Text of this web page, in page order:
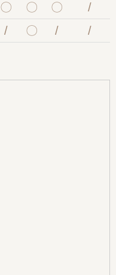
〇 〇 〇 /
/ 〇 / /